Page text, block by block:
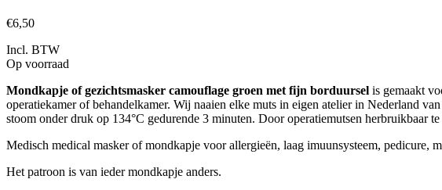
€6,50
Incl. BTW
Op voorraad
Mondkapje of gezichtsmasker camouflage groen met fijn borduursel is gemaakt
operatiekamer of behandelkamer. Wij naaien elke muts in eigen atelier in Nederland
stoom onder druk op 134°C gedurende 3 minuten. Door operatiemutsen herbruikbaar
Medisch medical masker of mondkapje voor allergieën, laag imuunsysteem, pedicure,
Het patroon is van ieder mondkapje anders.